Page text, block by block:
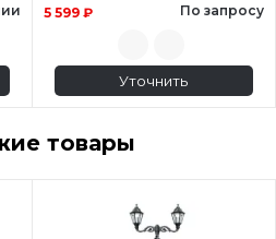
5 599 ₽
По запросу
Уточнить
товары